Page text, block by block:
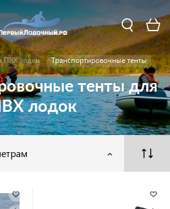
ПВХ лодки Транспортировочные тенты
тенты для
лодок